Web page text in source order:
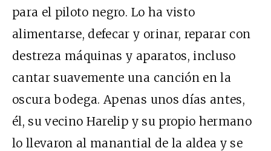
para el piloto negro. Lo ha visto
alimentarse, defecar y orinar, reparar con
destreza máquinas y aparatos, incluso
cantar suavemente una canción en la
oscura bodega. Apenas unos días antes,
él, su vecino Harelip y su propio hermano
lo llevaron al manantial de la aldea y se